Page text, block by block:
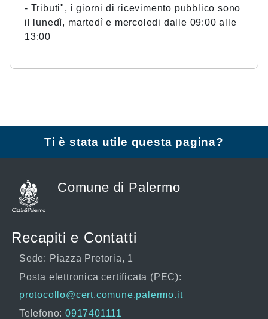
- Tributi", i giorni di ricevimento pubblico sono
il lunedì, martedì e mercoledi dalle 09:00 alle
13:00
Ti è stata utile questa pagina?
Comune di Palermo
Recapiti e Contatti
Sede: Piazza Pretoria, 1
Posta elettronica certificata (PEC):
protocollo@cert.comune.palermo.it
Telefono: 0917401111